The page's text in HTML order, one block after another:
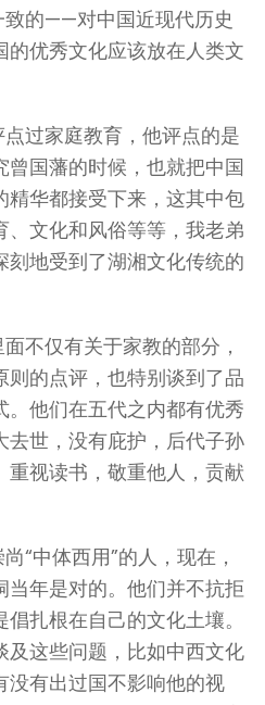
的——对中国近现代历史
优秀文化应该放在人类文
过家庭教育，他评点的是
曾国藩的时候，也就把中国
精华都接受下来，这其中包
文化和风俗等等，我老弟
地受到了湖湘文化传统的
仅有关于家教的部分，
的点评，也特别谈到了品
他们在五代之内都有优秀
去世，没有庇护，后代子孙
视读书，敬重他人，贡献
中体西用”的人，现在，
当年是对的。他们并不抗拒
扎根在自己的文化土壤。
及这些问题，比如中西文化
没有出过国不影响他的视